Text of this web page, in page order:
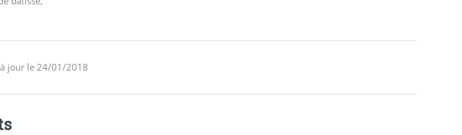
05/2010 et mis à jour le 24/01/2018